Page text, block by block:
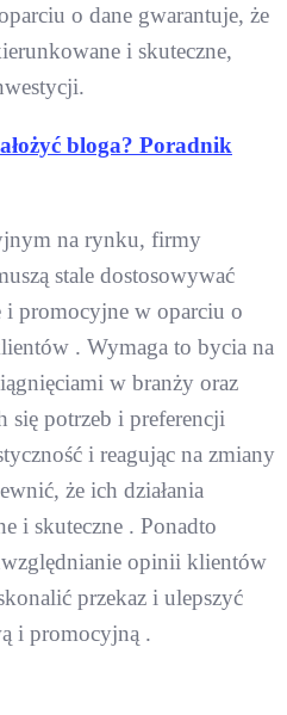
o dane gwarantuje, że
i skuteczne,
bloga? Poradnik
na rynku, firmy
stale dostosowywać
i promocyjne w oparciu o
. Wymaga to bycia na
w branży oraz
się potrzeb i preferencji
i reagując na zmiany
że ich działania
i skuteczne . Ponadto
opinii klientów
przekaz i ulepszyć
i promocyjną .